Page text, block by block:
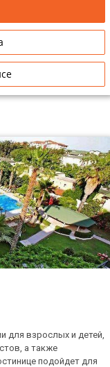
для взрослых и детей,
а также
подойдет для